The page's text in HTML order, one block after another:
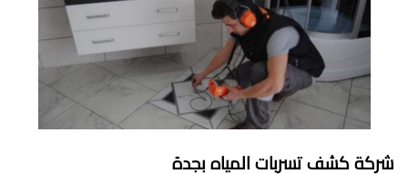
شركة كشف تسربات المياه بجدة